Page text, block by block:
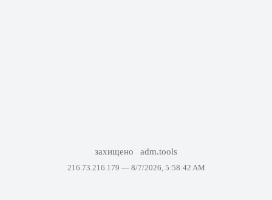
захищено adm.tools
216.73.216.179 — 8/7/2026, 5:58:42 AM